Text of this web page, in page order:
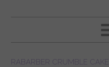
RABARBER CRUMBLE CAKE